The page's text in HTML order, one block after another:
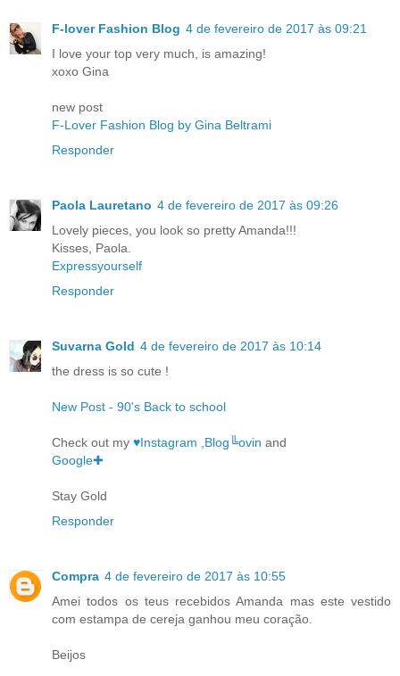
F-lover Fashion Blog 4 de fevereiro de 2017 às 09:21
I love your top very much, is amazing!
xoxo Gina
new post
F-Lover Fashion Blog by Gina Beltrami
Responder
Paola Lauretano 4 de fevereiro de 2017 às 09:26
Lovely pieces, you look so pretty Amanda!!!
Kisses, Paola.
Expressyourself
Responder
Suvarna Gold 4 de fevereiro de 2017 às 10:14
the dress is so cute !
New Post - 90's Back to school
Check out my ♥Instagram Blog╚ovin and
Google✚
Stay Gold
Responder
Compra 4 de fevereiro de 2017 às 10:55
Amei todos os teus recebidos Amanda mas este vestido
com estampa de cereja ganhou meu coração.
Beijos